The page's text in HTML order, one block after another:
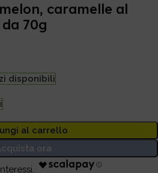
caramelle al
70g
disponibili
al carrello
ora